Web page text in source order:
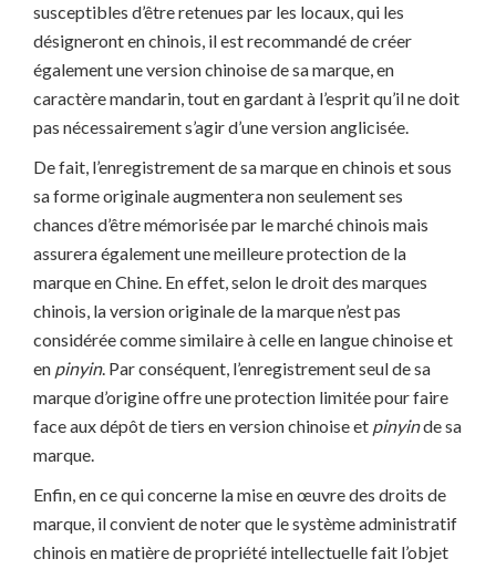
susceptibles d’être retenues par les locaux, qui les
désigneront en chinois, il est recommandé de créer
également une version chinoise de sa marque, en
caractère mandarin, tout en gardant à l’esprit qu’il ne doit
pas nécessairement s’agir d’une version anglicisée.
De fait, l’enregistrement de sa marque en chinois et sous
sa forme originale augmentera non seulement ses
chances d’être mémorisée par le marché chinois mais
assurera également une meilleure protection de la
marque en Chine. En effet, selon le droit des marques
chinois, la version originale de la marque n’est pas
considérée comme similaire à celle en langue chinoise et
en pinyin. Par conséquent, l’enregistrement seul de sa
marque d’origine offre une protection limitée pour faire
face aux dépôt de tiers en version chinoise et pinyinde sa
marque.
Enfin, en ce qui concerne la mise en œuvre des droits de
marque, il convient de noter que le système administratif
chinois en matière de propriété intellectuelle fait l’objet